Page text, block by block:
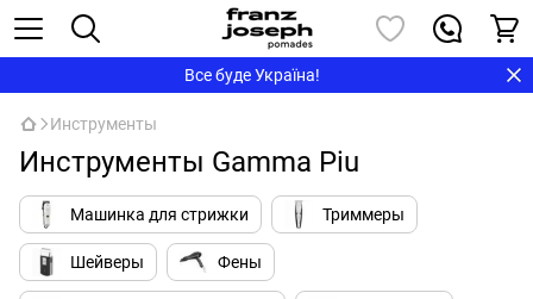
Все буде Україна!
Инструменты
Инструменты Gamma Piu
Машинка для стрижки Триммеры
Шейверы Фены